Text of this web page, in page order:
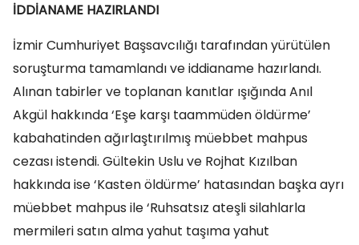
İDDİANAME HAZIRLANDI
İzmir Cumhuriyet Başsavcılığı tarafından yürütülen
soruşturma tamamlandı ve iddianame hazırlandı.
Alınan tabirler ve toplanan kanıtlar ışığında Anıl
Akgül hakkında ‘Eşe karşı taammüden öldürme’
kabahatinden ağırlaştırılmış müebbet mahpus
cezası istendi. Gültekin Uslu ve Rojhat Kızılban
hakkında ise ‘Kasten öldürme’ hatasından başka ayrı
müebbet mahpus ile ‘Ruhsatsız ateşli silahlarla
mermileri satın alma yahut taşıma yahut